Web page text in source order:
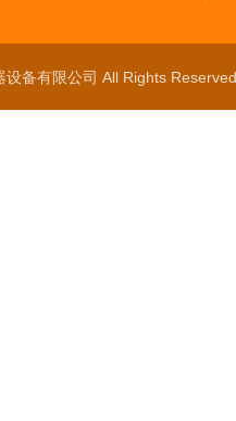
设备有限公司 All Rights